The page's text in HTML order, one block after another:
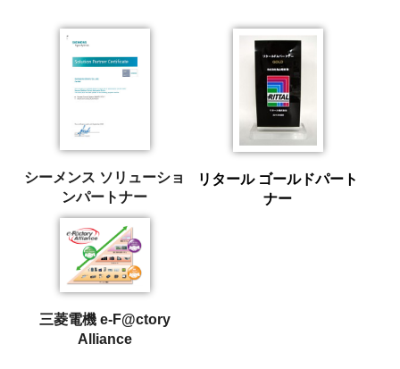
シーメンス ソリューショ
ンパートナー
リタール ゴールドパート
ナー
三菱電機 e-F@ctory
Alliance